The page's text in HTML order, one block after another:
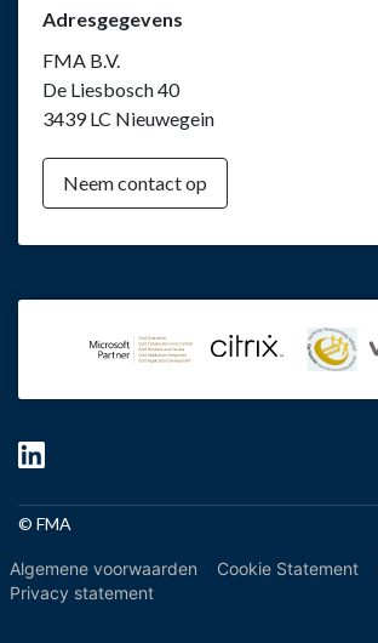
Adresgegevens
FMA B.V.
De Liesbosch 40
3439 LC Nieuwegein
Neem contact op
© FMA
Algemene voorwaarden Cookie Statement
Privacy statement